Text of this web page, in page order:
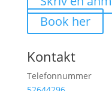
Book her
Kontakt
Telefonnummer